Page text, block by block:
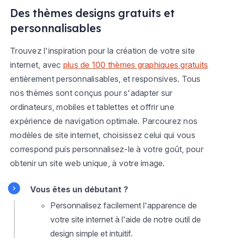
Des thèmes designs gratuits et
personnalisables
Trouvez l'inspiration pour la création de votre site
internet, avec plus de 100 thèmes graphiques gratuits
entièrement personnalisables, et responsives. Tous
nos thèmes sont conçus pour s'adapter sur
ordinateurs, mobiles et tablettes et offrir une
expérience de navigation optimale. Parcourez nos
modèles de site internet, choisissez celui qui vous
correspond puis personnalisez-le à votre goût, pour
obtenir un site web unique, à votre image.
Vous êtes un débutant ?
Personnalisez facilement l'apparence de
votre site internet à l'aide de notre outil de
design simple et intuitif.